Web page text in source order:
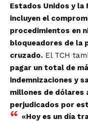
Estados Unidos y la
incluyen el
procedimientos en
bloqueadores de la
cruzado. El TCH
pagar un total de
indemnizaciones y
millones de dólares
perjudicados por
«Hoy es un día